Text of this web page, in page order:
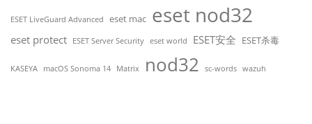
ESET LiveGuard Advanced eset mac eset nod32
eset protect ESET Server Security eset world ESET安全 ESET杀毒
KASEYA macOS Sonoma 14 Matrix nod32 sc-words wazuh